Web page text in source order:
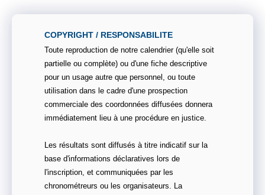
COPYRIGHT / RESPONSABILITE
Toute reproduction de notre calendrier (qu'elle soit
partielle ou complète) ou d'une fiche descriptive
pour un usage autre que personnel, ou toute
utilisation dans le cadre d'une prospection
commerciale des coordonnées diffusées donnera
immédiatement lieu à une procédure en justice.
Les résultats sont diffusés à titre indicatif sur la
base d'informations déclaratives lors de
l'inscription, et communiquées par les
chronométreurs ou les organisateurs. La